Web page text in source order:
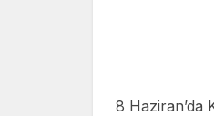
8 Haziran’da